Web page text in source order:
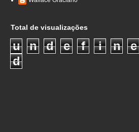
Total de visualizações
u n d e f i n
e
d